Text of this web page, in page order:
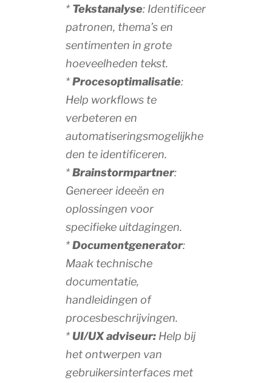
*Tekstanalyse: Identificeer
patronen, thema’s en
sentimenten in grote
hoeveelheden tekst.
*Procesoptimalisatie:
Help workflows te
verbeteren en
automatiseringsmogelijkhe
den te identificeren.
*Brainstormpartner:
Genereer ideeën en
oplossingen voor
specifieke uitdagingen.
*Documentgenerator:
Maak technische
documentatie,
handleidingen of
procesbeschrijvingen.
*UI/UX adviseur: Help bij
het ontwerpen van
gebruikersinterfaces met